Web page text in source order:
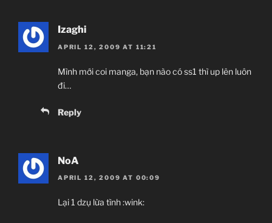
Izaghi
APRIL 12, 2009 AT 11:21
Mình mới coi manga, bạn nào có ss1 thì up lên luôn
đi…
Reply
NoA
APRIL 12, 2009 AT 00:09
Lại 1 dzụ lừa tình :wink: